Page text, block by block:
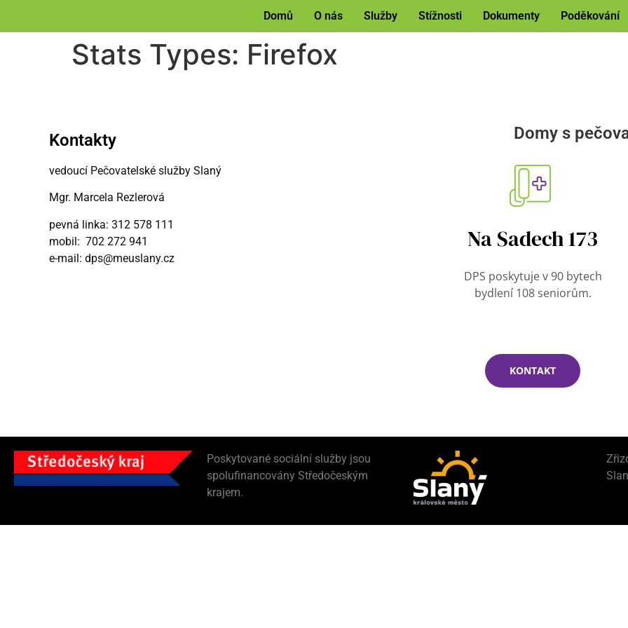
Domů O nás Služby Stížnosti Dokumenty Poděkování
Stats Types: Firefox
Kontakty
vedoucí Pečovatelské služby Slaný
Mgr. Marcela Rezlerová
pevná linka: 312 578 111
mobil: 702 272 941
e-mail: dps@meuslany.cz
Domy s
Na Sadech 173
DPS poskytuje v 90 bytech
bydlení 108 seniorům.
KONTAKT
Poskytované sociální služby jsou
spolufinancovány Středočeským
krajem.